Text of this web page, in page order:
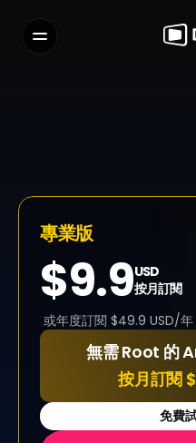
服務條款
既安全又快速。無論是半夜進
專業版
$9.9USD
按月訂閱
或年度訂閱 $49.9 USD/年
無需 Root 的
按月訂閱
免費